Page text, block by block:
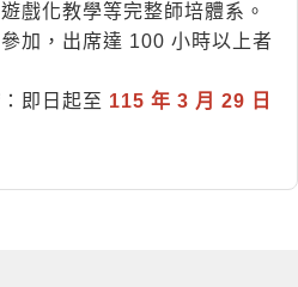
戲化教學等完整師培體系。
參加，出席達 100 小時以上者
：即日起至 115 年 3 月 29 日